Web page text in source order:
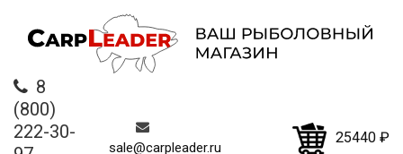
8
(800)
222-30-
sale@carpleader.ru
25440 ₽